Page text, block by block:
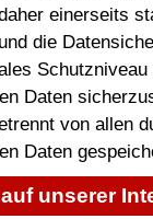
einerseits
die
Daten
von allen
Daten
unserer